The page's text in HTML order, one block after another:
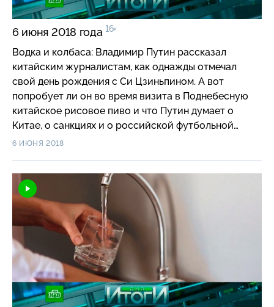
выдвинул французский лидер? И неужели Европа
всерьез настроена перестать быть послушным
вассалом заокеанского владыки?
6 июня 2018 года 16+
Водка и колбаса: Владимир Путин рассказал
китайским журналистам, как однажды отмечал
свой день рождения с Си Цзиньпином. А вот
попробует ли он во время визита в Поднебесную
китайское рисовое пиво и что Путин думает о
Китае, о санкциях и о российской футбольной
сборной? Запад устал от Украины! Почему депутаты
говорить о неизбежной перемоге Путина?
Шпионские страсти: как ревнивица из Омска
решила продать GPS-трекер, с помощью которого
следила за мужем, а попала под громкую статью
о незаконном приобретении аппаратуры для
слежки? Больше не вещдок: полковник Захарченко
просит отменить конфискацию девяти миллиардов
рублей. А у его гражданской жены не могут изъять
люксовые иномарки, потому что она ключи
6 ИЮНЯ 2018